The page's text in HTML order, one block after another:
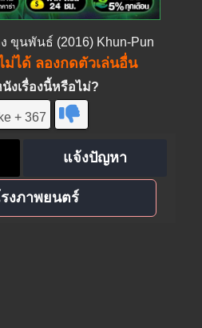
ง ขุนพันธ์ (2016) Khun-Pun
ได้ ลองกดตัวเล่นอื่น
งเรื่องนี้หรือไม่?
+ 367
แจ้งปัญหา
งภาพยนตร์